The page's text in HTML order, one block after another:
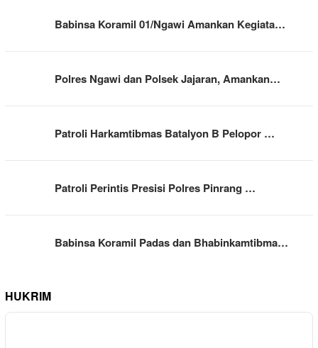
Babinsa Koramil 01/Ngawi Amankan Kegiata…
Polres Ngawi dan Polsek Jajaran, Amankan…
Patroli Harkamtibmas Batalyon B Pelopor …
Patroli Perintis Presisi Polres Pinrang …
Babinsa Koramil Padas dan Bhabinkamtibma…
HUKRIM